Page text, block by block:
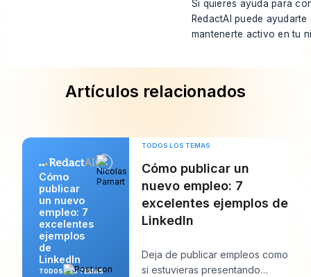
Si quieres ayuda para
RedactAI puede
mantenerte activo en tu
Artículos relacionados
Cómo
publicar
un nuevo
empleo: 7
excelentes
ejemplos
de
LinkedIn
TODOS LOS TEMAS
TODOS LOS TEMAS
Cómo publicar un
nuevo empleo: 7
excelentes ejemplos de
LinkedIn
Deja de publicar empleos como
si estuvieras presentando